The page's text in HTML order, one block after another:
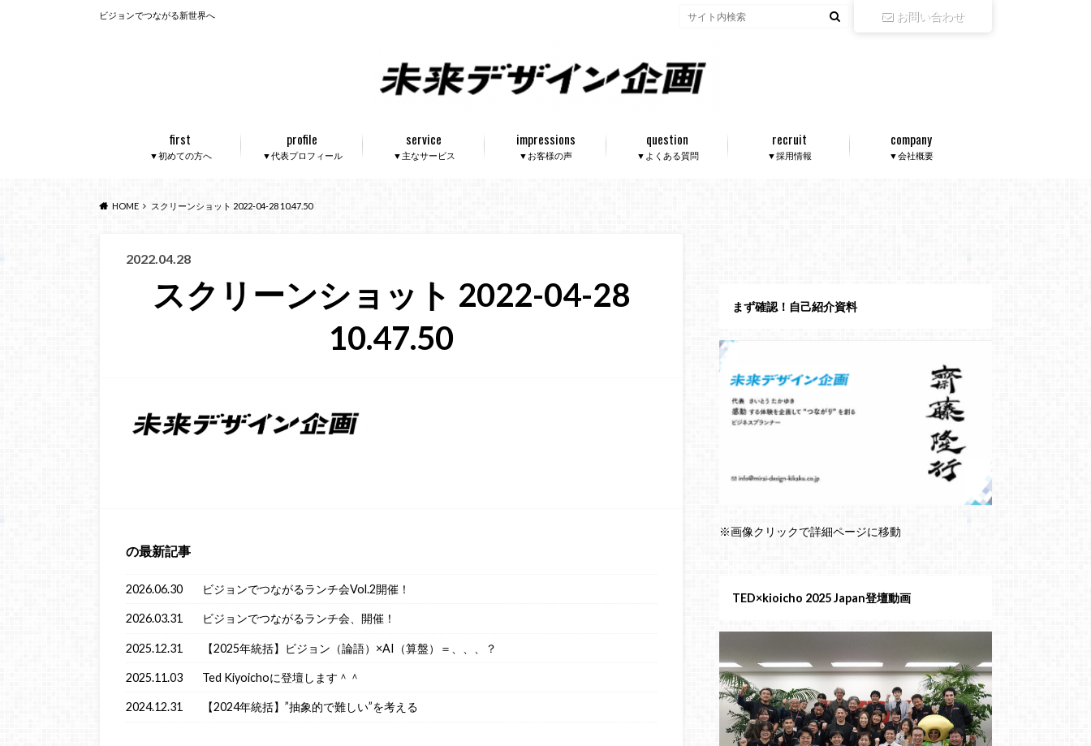
ビジョンでつながる新世界へ お問い合わせ
▼初めての方へ
first
▼代表プロフィール
profile
▼主なサービス
service
▼お客様の声
impressions
▼よくある質問
question
▼採用情報
recruit
▼会社概要
company
HOME スクリーンショット 2022-04-28 10.47.50
2022.04.28
スクリーンショット 2022-04-28
10.47.50
の最新記事
2026.06.30 ビジョンでつながるランチ会Vol.2開催！
2026.03.31 ビジョンでつながるランチ会、開催！
2025.12.31 【2025年統括】ビジョン（論語）×AI（算盤）＝、、、？
2025.11.03 Ted Kiyoichoに登壇します＾＾
2024.12.31 【2024年統括】”抽象的で難しい”を考える
まず確認！自己紹介資料
※画像クリックで詳細ページに移動
TED×kioicho 2025 Japan登壇動画